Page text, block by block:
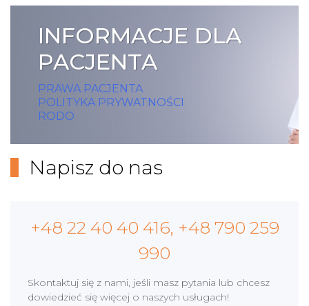
INFORMACJE DLA
PACJENTA
PRAWA PACJENTA
POLITYKA PRYWATNOŚCI
RODO
Napisz do nas
+48 22 40 40 416, +48 790 259
990
Skontaktuj się z nami, jeśli masz pytania lub chcesz
dowiedzieć się więcej o naszych usługach!